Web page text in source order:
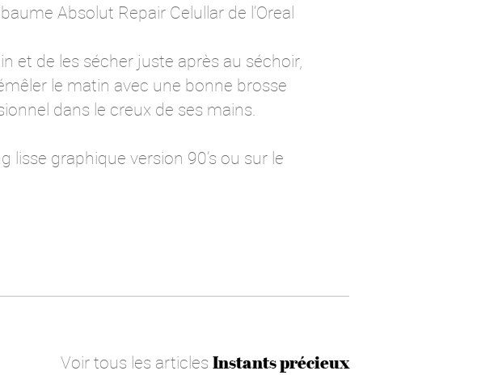
Absolut Repair Celullar de l’Oreal
et de les sécher juste après au séchoir,
le matin avec une bonne brosse
dans le creux de ses mains.
graphique version 90’s ou sur le
Voir tous les articles Instants précieux